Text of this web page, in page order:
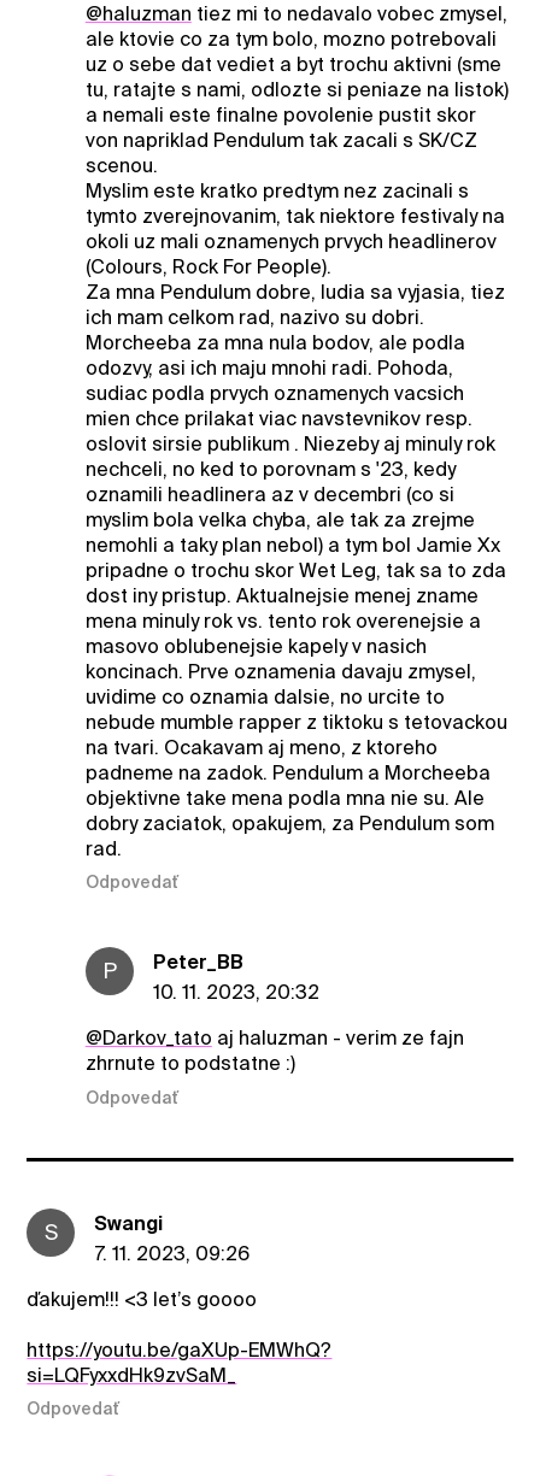
@haluzman tiez mi to nedavalo vobec zmysel,
ale ktovie co za tym bolo, mozno potrebovali
uz o sebe dat vediet a byt trochu aktivni (sme
tu, ratajte s nami, odlozte si peniaze na listok)
a nemali este finalne povolenie pustit skor
von napriklad Pendulum tak zacali s SK/CZ
scenou.
Myslim este kratko predtym nez zacinali s
tymto zverejnovanim, tak niektore festivaly na
okoli uz mali oznamenych prvych headlinerov
(Colours, Rock For People).
Za mna Pendulum dobre, ludia sa vyjasia, tiez
ich mam celkom rad, nazivo su dobri.
Morcheeba za mna nula bodov, ale podla
odozvy, asi ich maju mnohi radi. Pohoda,
sudiac podla prvych oznamenych vacsich
mien chce prilakat viac navstevnikov resp.
oslovit sirsie publikum . Niezeby aj minuly rok
nechceli, no ked to porovnam s '23, kedy
oznamili headlinera az v decembri (co si
myslim bola velka chyba, ale tak za zrejme
nemohli a taky plan nebol) a tym bol Jamie Xx
pripadne o trochu skor Wet Leg, tak sa to zda
dost iny pristup. Aktualnejsie menej zname
mena minuly rok vs. tento rok overenejsie a
masovo oblubenejsie kapely v nasich
koncinach. Prve oznamenia davaju zmysel,
uvidime co oznamia dalsie, no urcite to
nebude mumble rapper z tiktoku s tetovackou
na tvari. Ocakavam aj meno, z ktoreho
padneme na zadok. Pendulum a Morcheeba
objektivne take mena podla mna nie su. Ale
dobry zaciatok, opakujem, za Pendulum som
rad.
Odpovedať
P
Peter_BB
10. 11. 2023, 20:32
@Darkov_tato aj haluzman - verim ze fajn
zhrnute to podstatne :)
Odpovedať
S
Swangi
7. 11. 2023, 09:26
ďakujem!!! <3 let’s goooo
https://youtu.be/gaXUp-EMWhQ?
si=LQFyxxdHk9zvSaM_
Odpovedať